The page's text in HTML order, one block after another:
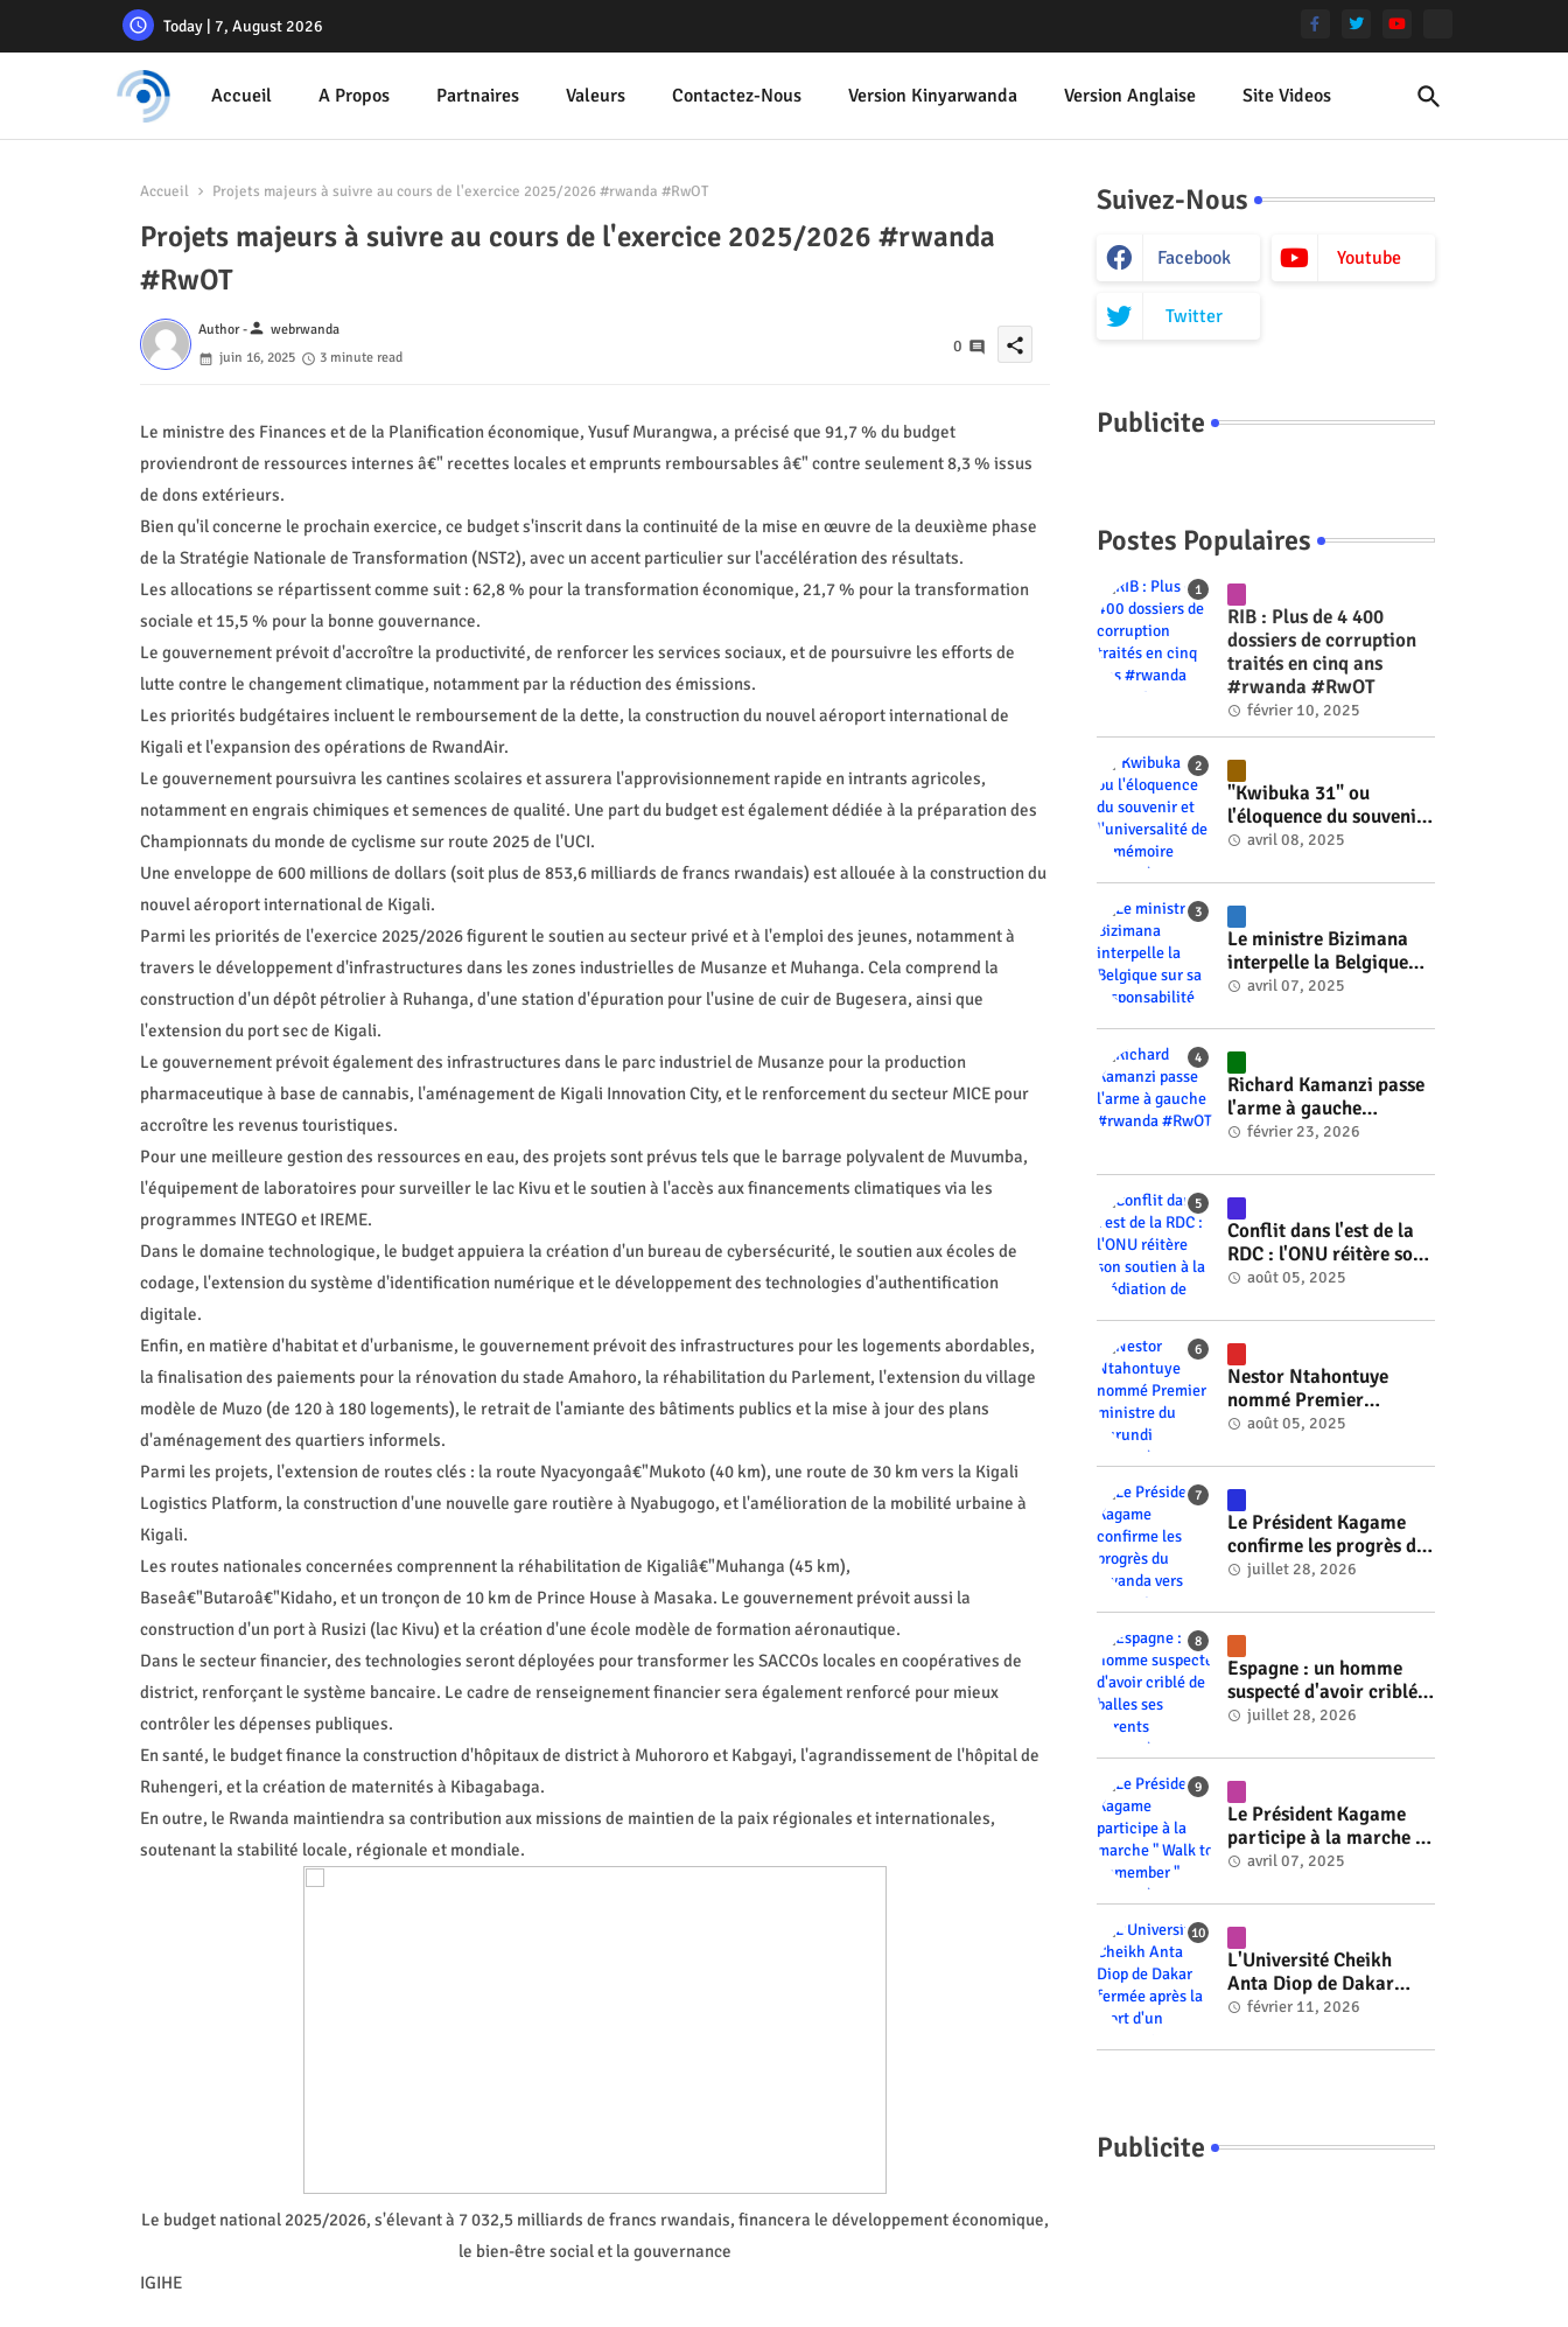
Today | 7, August 2026
Accueil A Propos Partnaires Valeurs Contactez-Nous Version Kinyarwanda Version Anglaise Site Videos
Accueil Projets majeurs à suivre au cours de l'exercice 2025/2026 #rwanda #RwOT
Projets majeurs à suivre au cours de l'exercice 2025/2026 #rwanda
#RwOT
Author -person webrwanda
juin 16, 2025
3 minute read
0 share
Le ministre des Finances et de la Planification économique, Yusuf Murangwa, a précisé que 91,7 % du budget
proviendront de ressources internes â€" recettes locales et emprunts remboursables â€" contre seulement 8,3 % issus
de dons extérieurs.
Bien qu'il concerne le prochain exercice, ce budget s'inscrit dans la continuité de la mise en œuvre de la deuxième phase
de la Stratégie Nationale de Transformation (NST2), avec un accent particulier sur l'accélération des résultats.
Les allocations se répartissent comme suit : 62,8 % pour la transformation économique, 21,7 % pour la transformation
sociale et 15,5 % pour la bonne gouvernance.
Le gouvernement prévoit d'accroître la productivité, de renforcer les services sociaux, et de poursuivre les efforts de
lutte contre le changement climatique, notamment par la réduction des émissions.
Les priorités budgétaires incluent le remboursement de la dette, la construction du nouvel aéroport international de
Kigali et l'expansion des opérations de RwandAir.
Le gouvernement poursuivra les cantines scolaires et assurera l'approvisionnement rapide en intrants agricoles,
notamment en engrais chimiques et semences de qualité. Une part du budget est également dédiée à la préparation des
Championnats du monde de cyclisme sur route 2025 de l'UCI.
Une enveloppe de 600 millions de dollars (soit plus de 853,6 milliards de francs rwandais) est allouée à la construction du
nouvel aéroport international de Kigali.
Parmi les priorités de l'exercice 2025/2026 figurent le soutien au secteur privé et à l'emploi des jeunes, notamment à
travers le développement d'infrastructures dans les zones industrielles de Musanze et Muhanga. Cela comprend la
construction d'un dépôt pétrolier à Ruhanga, d'une station d'épuration pour l'usine de cuir de Bugesera, ainsi que
l'extension du port sec de Kigali.
Le gouvernement prévoit également des infrastructures dans le parc industriel de Musanze pour la production
pharmaceutique à base de cannabis, l'aménagement de Kigali Innovation City, et le renforcement du secteur MICE pour
accroître les revenus touristiques.
Pour une meilleure gestion des ressources en eau, des projets sont prévus tels que le barrage polyvalent de Muvumba,
l'équipement de laboratoires pour surveiller le lac Kivu et le soutien à l'accès aux financements climatiques via les
programmes INTEGO et IREME.
Dans le domaine technologique, le budget appuiera la création d'un bureau de cybersécurité, le soutien aux écoles de
codage, l'extension du système d'identification numérique et le développement des technologies d'authentification
digitale.
Enfin, en matière d'habitat et d'urbanisme, le gouvernement prévoit des infrastructures pour les logements abordables,
la finalisation des paiements pour la rénovation du stade Amahoro, la réhabilitation du Parlement, l'extension du village
modèle de Muzo (de 120 à 180 logements), le retrait de l'amiante des bâtiments publics et la mise à jour des plans
d'aménagement des quartiers informels.
Parmi les projets, l'extension de routes clés : la route Nyacyongaâ€"Mukoto (40 km), une route de 30 km vers la Kigali
Logistics Platform, la construction d'une nouvelle gare routière à Nyabugogo, et l'amélioration de la mobilité urbaine à
Kigali.
Les routes nationales concernées comprennent la réhabilitation de Kigaliâ€"Muhanga (45 km),
Baseâ€"Butaroâ€"Kidaho, et un tronçon de 10 km de Prince House à Masaka. Le gouvernement prévoit aussi la
construction d'un port à Rusizi (lac Kivu) et la création d'une école modèle de formation aéronautique.
Dans le secteur financier, des technologies seront déployées pour transformer les SACCOs locales en coopératives de
district, renforçant le système bancaire. Le cadre de renseignement financier sera également renforcé pour mieux
contrôler les dépenses publiques.
En santé, le budget finance la construction d'hôpitaux de district à Muhororo et Kabgayi, l'agrandissement de l'hôpital de
Ruhengeri, et la création de maternités à Kibagabaga.
En outre, le Rwanda maintiendra sa contribution aux missions de maintien de la paix régionales et internationales,
soutenant la stabilité locale, régionale et mondiale.
Le budget national 2025/2026, s'élevant à 7 032,5 milliards de francs rwandais, financera le développement économique,
le bien-être social et la gouvernance
IGIHE
Suivez-Nous
Facebook Youtube
Twitter
Publicite
Postes Populaires
RIB : Plus de 4 400
dossiers de corruption
traités en cinq ans
#rwanda #RwOT
février 10, 2025
"Kwibuka 31" ou
l'éloquence du souvenir
et l'universalité de la
#RwOT
avril 08, 2025
Le ministre Bizimana
interpelle la Belgique
sur sa responsabilité
génocide #rwanda
#RwOT
avril 07, 2025
Richard Kamanzi passe
l'arme à gauche
#rwanda #RwOT
février 23, 2026
Conflit dans l'est de la
RDC : l'ONU réitère son
soutien à la médiation
#rwanda #RwOT
août 05, 2025
Nestor Ntahontuye
nommé Premier
ministre du Burundi
août 05, 2025
Le Président Kagame
confirme les progrès du
Rwanda vers l'énergie
2030 #rwanda #RwOT
juillet 28, 2026
Espagne : un homme
suspecté d'avoir criblé
de balles ses parents
juillet 28, 2026
Le Président Kagame
participe à la marche "
Walk to Remember "
avril 07, 2025
L'Université Cheikh
Anta Diop de Dakar
fermée après la mort
#RwOT
février 11, 2026
Publicite